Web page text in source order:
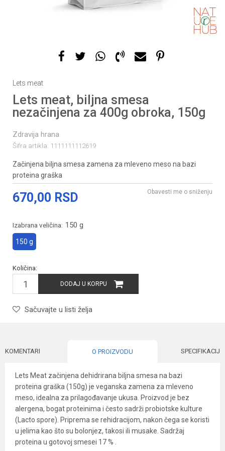
Lets meat
Lets meat, biljna smesa
nezačinjena za 400g obroka, 150g
Zdravija hrana
Šifra artikla: 1111111112619
Začinjena biljna smesa zamena za mleveno meso na bazi
proteina graška
670,00 RSD Obavesti me o sniženju
Izabrana veličina: 150 g
150 g
Količina:
DODAJ U KORPU
Sačuvajte u listi želja
KOMENTARI O PROIZVODU SPECIFIKACIJA
Lets Meat začinjena dehidrirana biljna smesa na bazi
proteina graška (150g) je veganska zamena za mleveno
meso, idealna za prilagođavanje ukusa. Proizvod je bez
alergena, bogat proteinima i često sadrži probiotske kulture
(Lacto spore). Priprema se rehidracijom, nakon čega se koristi
u jelima kao što su bolonjez, takosi ili musake. Sadržaj
proteina u gotovoj smesei 17 % .